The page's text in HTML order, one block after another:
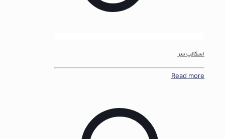
اسکالپ سر
Read more